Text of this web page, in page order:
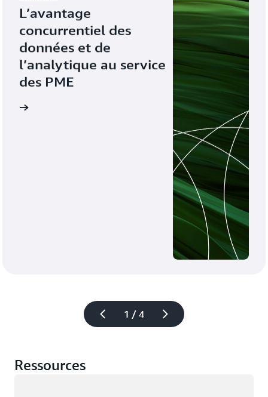
1 / 4
L’avantage
concurrentiel des
données et de
l’analytique au service
des PME
Ressources